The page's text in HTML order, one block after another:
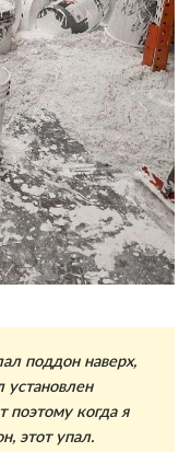
поддон наверх,
установлен
поэтому когда я
этот упал.